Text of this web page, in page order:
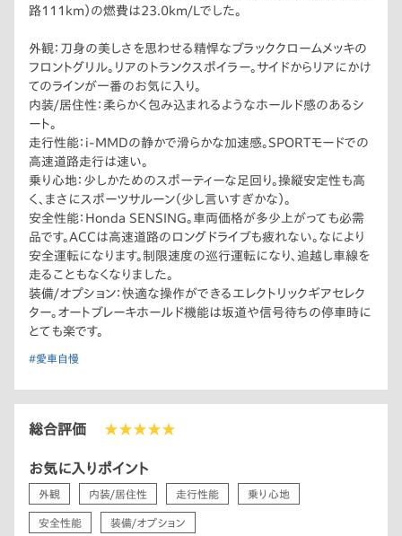
路111km）の燃費は23.0km/Lでした。
外観：刀身の美しさを思わせる精悍なブラッククロームメッキの
フロントグリル。リアのトランクスポイラー。サイドからリアにかけ
てのラインが一番のお気に入り。
内装/居住性：柔らかく包み込まれるようなホールド感のあるシ
ート。
走行性能：i-MMDの静かで滑らかな加速感。SPORTモードでの
高速道路走行は速い。
乗り心地：少しかためのスポーティーな足回り。操縦安定性も高
く、まさにスポーツサルーン（少し言いすぎかな）。
安全性能：Honda SENSING。車両価格が多少上がっても必需
品です。ACCは高速道路のロングドライブも疲れない。なにより
安全運転になります。制限速度の巡行運転になり、追越し車線を
走ることもなくなりました。
装備/オプション：快適な操作ができるエレクトリックギアセレク
ター。オートブレーキホールド機能は坂道や信号待ちの停車時に
とても楽です。
#愛車自慢
総合評価 ★★★★★
お気に入りポイント
外観 内装/居住性 走行性能 乗り心地
安全性能 装備/オプション